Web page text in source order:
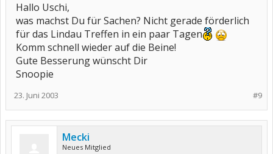
Hallo Uschi,
was machst Du für Sachen? Nicht gerade förderlich
für das Lindau Treffen in ein paar Tagen
Komm schnell wieder auf die Beine!
Gute Besserung wünscht Dir
Snoopie
#9
23. Juni 2003
Mecki
Neues Mitglied